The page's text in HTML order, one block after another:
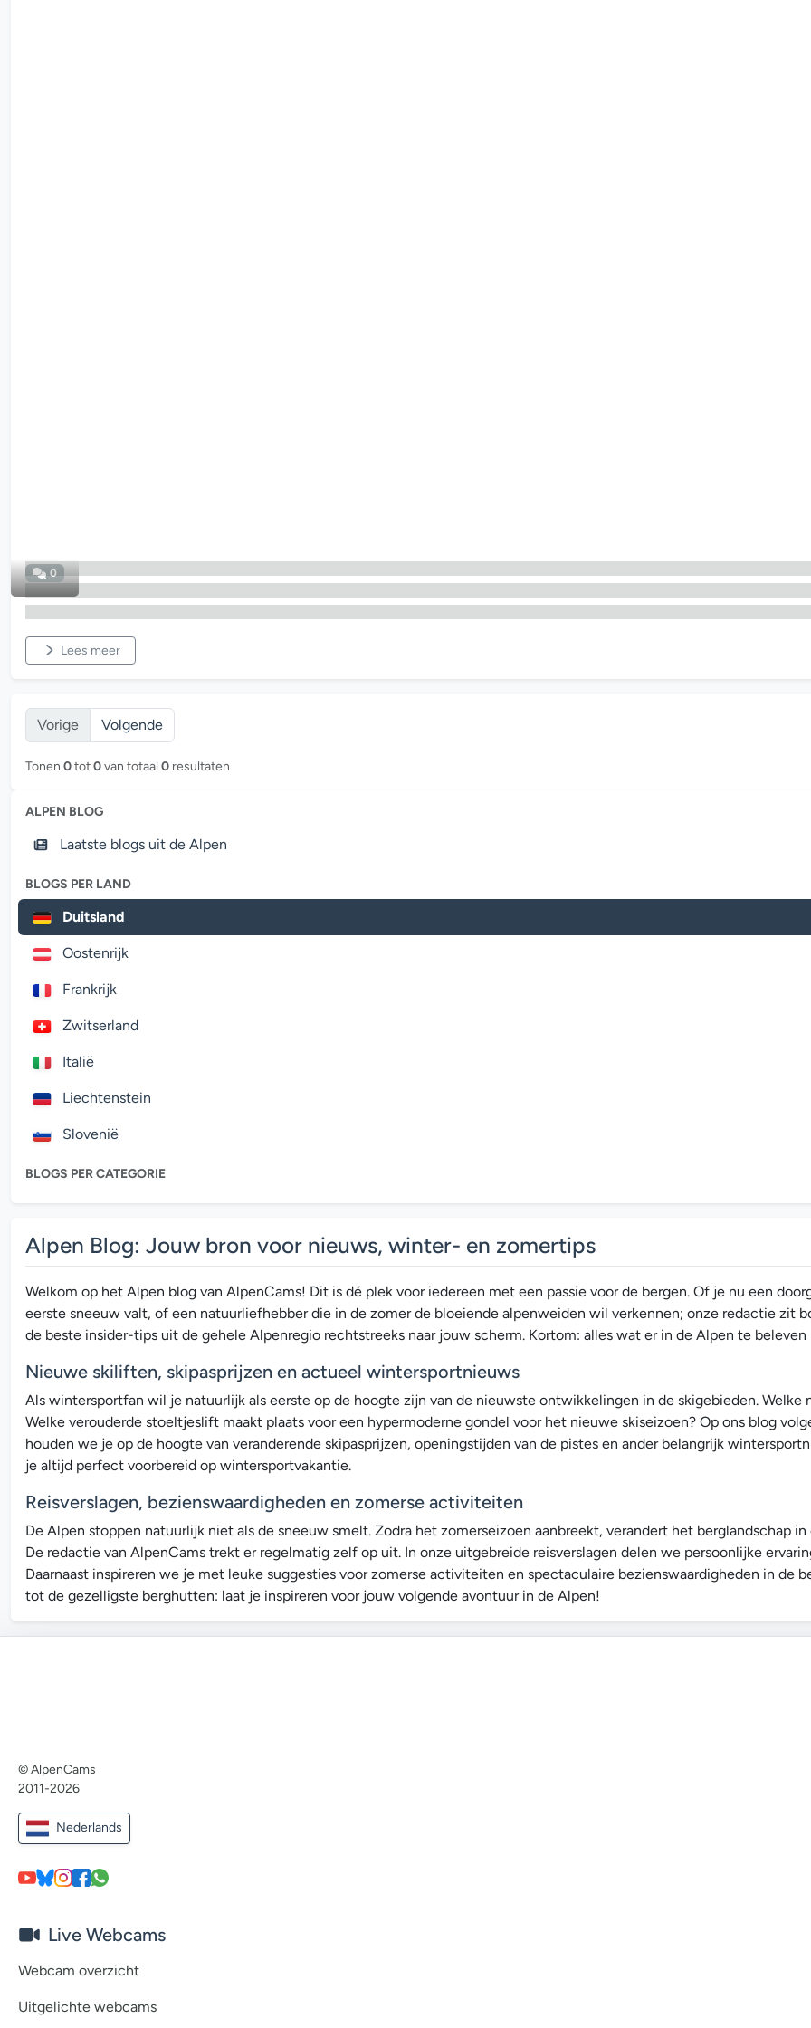
0
Lees meer
Vorige Volgende
Tonen 0tot0van totaal 0 resultaten
ALPEN BLOG
Laatste blogs uit de Alpen
BLOGS PER LAND
Duitsland
Oostenrijk
Frankrijk
Zwitserland
Italië
Liechtenstein
Slovenië
BLOGS PER CATEGORIE
Alpen Blog: Jouw bron voor nieuws, winter- en zomertips
Welkom op het Alpen blog van AlpenCams! Dit is dé plek voor iedereen met een passie voor de bergen. Of je nu een
eerste sneeuw valt, of een natuurliefhebber die in de zomer de bloeiende alpenweiden wil verkennen; onze redactie zit
de beste insider-tips uit de gehele Alpenregio rechtstreeks naar jouw scherm. Kortom: alles wat er in de Alpen te
Nieuwe skiliften, skipasprijzen en actueel wintersportnieuws
Als wintersportfan wil je natuurlijk als eerste op de hoogte zijn van de nieuwste ontwikkelingen in de skigebieden.
Welke verouderde stoeltjeslift maakt plaats voor een hypermoderne gondel voor het nieuwe skiseizoen? Op ons blog
houden we je op de hoogte van veranderende skipasprijzen, openingstijden van de pistes en ander belangrijk
je altijd perfect voorbereid op wintersportvakantie.
Reisverslagen, bezienswaardigheden en zomerse activiteiten
De Alpen stoppen natuurlijk niet als de sneeuw smelt. Zodra het zomerseizoen aanbreekt, verandert het berglandschap
De redactie van AlpenCams trekt er regelmatig zelf op uit. In onze uitgebreide reisverslagen delen we persoonlijke
Daarnaast inspireren we je met leuke suggesties voor zomerse activiteiten en spectaculaire bezienswaardigheden in de
tot de gezelligste berghutten: laat je inspireren voor jouw volgende avontuur in de Alpen!
© AlpenCams
2011-2026
Nederlands
Live Webcams
Webcam overzicht
Uitgelichte webcams